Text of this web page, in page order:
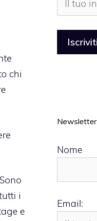
chi
i
e
Newsletter
Nome
Email: